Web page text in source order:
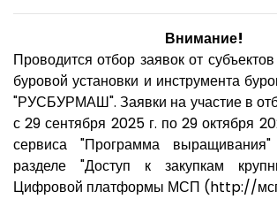
Внимание!
Проводится отбор заявок от
буровой установки и инструмента
"РУСБУРМАШ". Заявки на участие в
с 29 сентября 2025 г. по 29 октября
сервиса "Программа
разделе "Доступ к закупкам
Цифровой платформы МСП (http://